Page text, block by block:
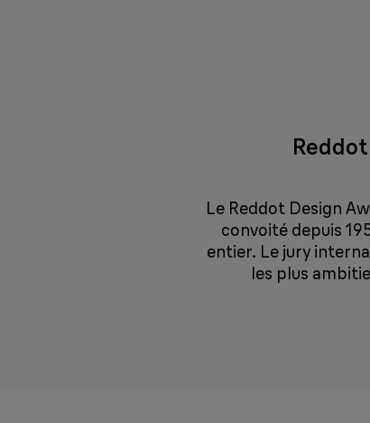
Le Reddot Design
convoité depuis
entier. Le jury
les plus